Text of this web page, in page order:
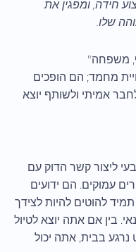
חידה, ומפגין את
שלו.
משפחה"
מחמד; הם הופכים
אמיתי ולשותף יוצא
ליצור קשר הדוק עם
עמוקים. הם ידועים
להוטים להיות לצידך
בין אם אתה יוצא לטיול
בבית, אתה יכול